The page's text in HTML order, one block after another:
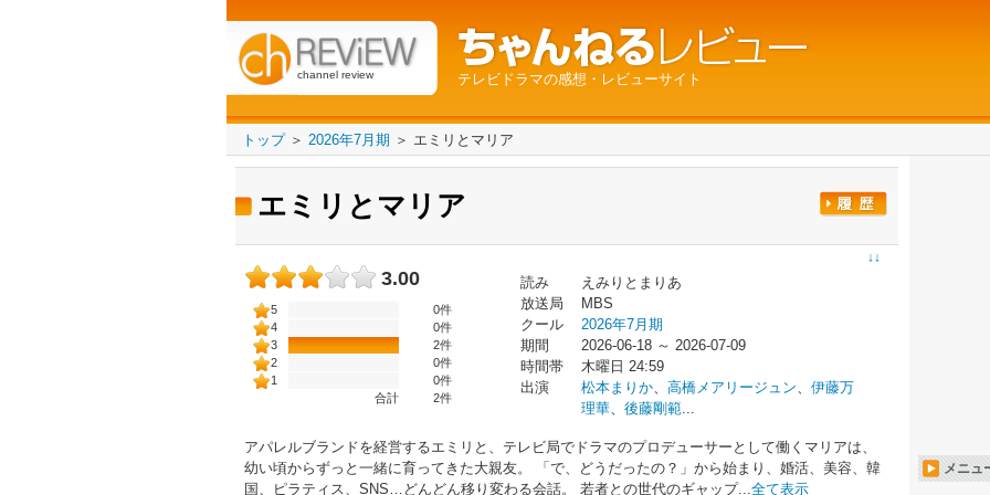
channel review テレビドラマの感想・レビューサイト
トップ＞ 2026年7月期 ＞ エミリとマリア
エミリとマリア
↓↓
3.00
5
0件
4
0件
3
2件
2
0件
1
0件
合計
2件
読み
えみりとまりあ
放送局
MBS
クール
2026年7月期
期間
2026-06-18 ～ 2026-07-09
時間帯
木曜日 24:59
出演
松本まりか、 高橋メアリージュン、 伊藤万
理華、 後藤剛範...
アパレルブランドを経営するエミリと、テレビ局でドラマのプロデューサーとして働くマリアは、
幼い頃からずっと一緒に育ってきた大親友。 「で、どうだったの？」から始まり、婚活、美容、韓
国、ピラティス、SNS…どんどん移り変わる会話。 若者との世代のギャップ...全て表示
メニュ